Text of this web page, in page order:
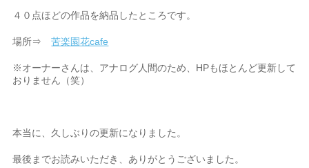
４０点ほどの作品を納品したところです。
場所⇒苦楽園花cafe
※オーナーさんは、アナログ人間のため、HPもほとんど更新して
おりません（笑）
本当に、久しぶりの更新になりました。
最後までお読みいただき、ありがとうございました。